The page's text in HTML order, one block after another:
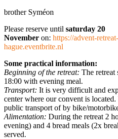
brother Syméon
Please reserve until saturday 20
November on: https://advent-retreat-
hague.eventbrite.nl
Some practical information:
Beginning of the retreat: The retreat
18:00 with evening meal.
Transport: It is very difficult and
center where our convent is
public transport of by bike/
Alimentation: During the retreat 2
evening) and 4 bread meals (2x
served.